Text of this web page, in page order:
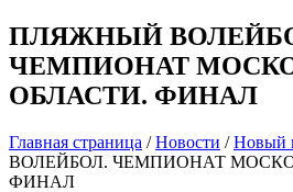
ПЛЯЖНЫЙ
ЧЕМПИОНАТ
ОБЛАСТИ. ФИНАЛ
Главная страница /Новости /Новый
ВОЛЕЙБОЛ. ЧЕМПИОНАТ
ФИНАЛ